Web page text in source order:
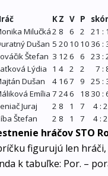
KZ V P
Milučká2 8 6 2 21 :
Dušan 5 20 10 10 36 :
Štefan 3 126 6 23 :
Lýdia 1 4 2 2 7 :
Dušan 4 167 9 25 :
Emília 7 246 18 30 :
Juraj 2 8 1 7 4 :
Štefan 2 8 1 7 4 :
hráčov STO
figurujú len
k tabuľke: Por. –